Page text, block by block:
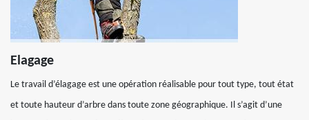
Elagage
Le travail d’élagage est une opération réalisable pour tout type, tout état
et toute hauteur d’arbre dans toute zone géographique. Il s’agit d’une